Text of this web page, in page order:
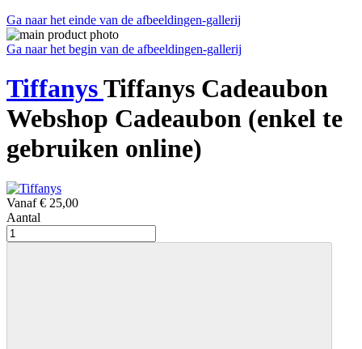
Ga naar het einde van de afbeeldingen-gallerij
Ga naar het begin van de afbeeldingen-gallerij
TiffanysTiffanys Cadeaubon
Webshop Cadeaubon (enkel te
gebruiken online)
Vanaf € 25,00
Aantal